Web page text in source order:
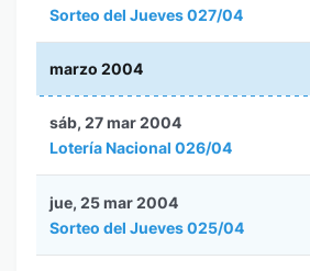
Sorteo del Jueves 027/04
marzo 2004
Lotería Nacional 026/04
sáb, 27 mar 2004
Sorteo del Jueves 025/04
jue, 25 mar 2004